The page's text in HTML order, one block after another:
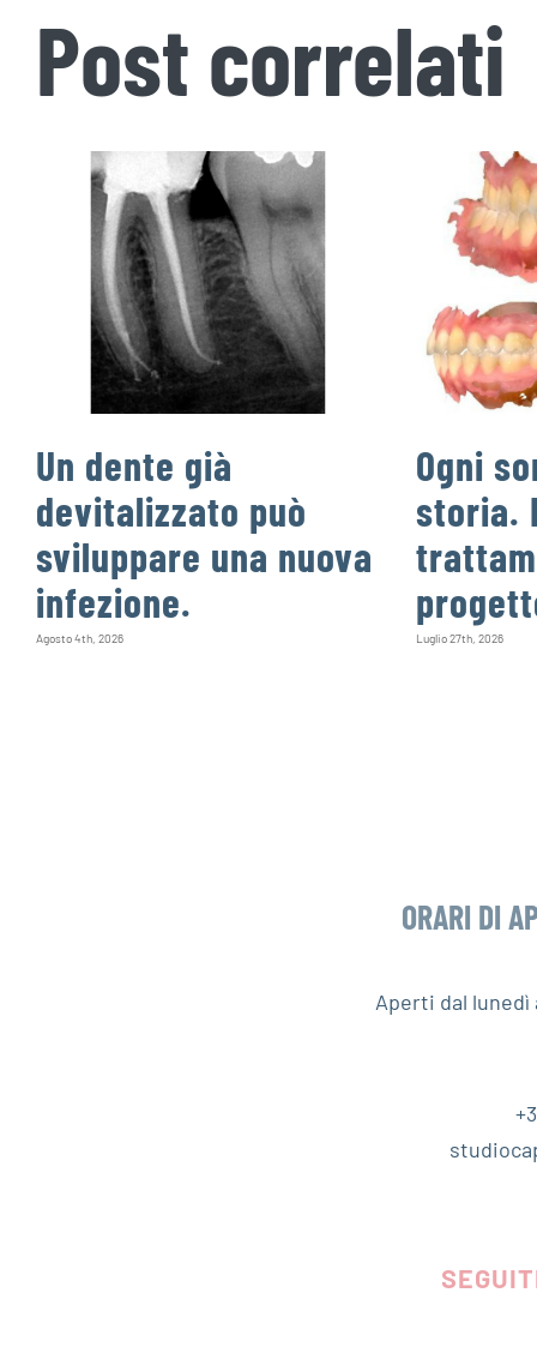
Post correlati
Un dente già
devitalizzato può
sviluppare una nuova
infezione.
Agosto 4th, 2026
Ogni
storia.
Luglio 27th, 2026
ORARI DI
Aperti dal